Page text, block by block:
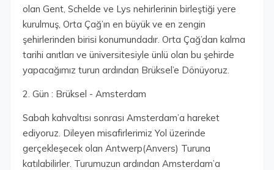
olan Gent, Schelde ve Lys nehirlerinin birleştiği yere
kurulmuş, Orta Çağ’ın en büyük ve en zengin
şehirlerinden birisi konumundadır. Orta Çağ’dan kalma
tarihi anıtları ve üniversitesiyle ünlü olan bu şehirde
yapacağımız turun ardından Brüksel’e Dönüyoruz.
2. Gün : Brüksel - Amsterdam
Sabah kahvaltısı sonrası Amsterdam’a hareket
ediyoruz. Dileyen misafirlerimiz Yol üzerinde
gerçekleşecek olan Antwerp(Anvers) Turuna
katılabilirler. Turumuzun ardından Amsterdam’a